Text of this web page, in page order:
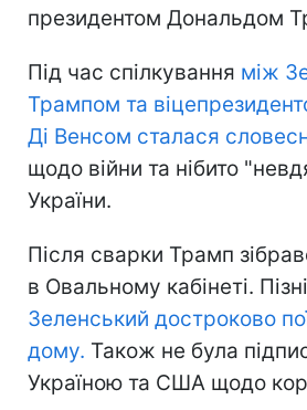
президентом Дональдом
Під час спілкування між
Трампом та
Ді Венсом сталася
щодо війни та нібито
України.
Після сварки Трамп
в Овальному кабінеті.
Зеленський достроково
дому. Також не була
Україною та США щодо